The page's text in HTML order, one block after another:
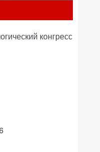
конгресс